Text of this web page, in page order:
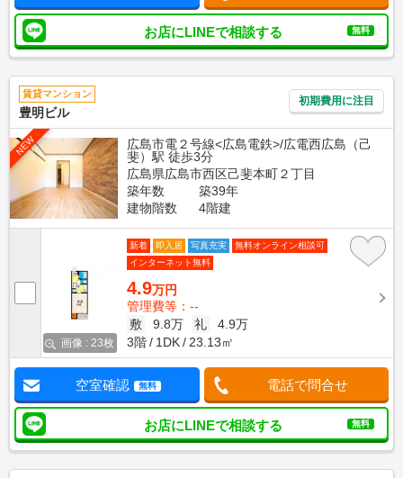
お店にLINEで相談する 無料
賃貸マンション
豊明ビル
初期費用に注目
NEW
広島市電２号線<広島電鉄>/広電西広島（己
斐）駅 徒歩3分
広島県広島市西区己斐本町２丁目
築年数
築39年
建物階数
4階建
画像 : 23枚
新着 即入居 写真充実
無料オンライン相談可
インターネット無料
4.9万円
管理費等：--
敷
9.8万 礼
4.9万
3階
1DK 23.13㎡
空室確認 無料 電話で問合せ
お店にLINEで相談する 無料